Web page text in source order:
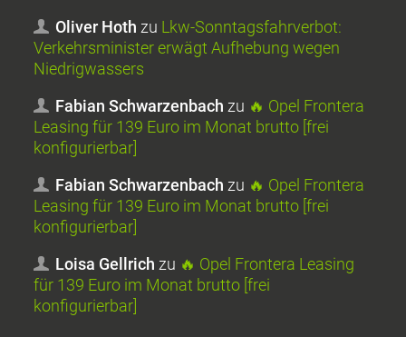
Oliver Hoth zu Lkw-Sonntagsfahrverbot:
Verkehrsminister erwägt Aufhebung wegen
Niedrigwassers
Fabian Schwarzenbach zu 🔥 Opel Frontera
Leasing für 139 Euro im Monat brutto [frei
konfigurierbar]
Fabian Schwarzenbach zu 🔥 Opel Frontera
Leasing für 139 Euro im Monat brutto [frei
konfigurierbar]
Loisa Gellrich zu 🔥 Opel Frontera Leasing
für 139 Euro im Monat brutto [frei
konfigurierbar]